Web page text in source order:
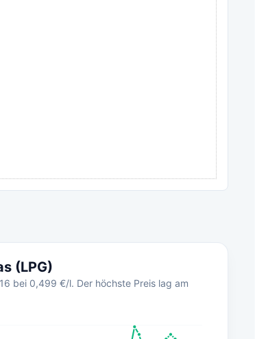
(LPG)
bei 0,499 €/l. Der höchste Preis lag am